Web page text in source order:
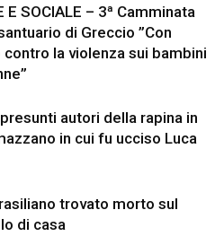
E SOCIALE – 3ª Camminata
di Greccio ”Con
contro la violenza sui bambini
autori della rapina in
in cui fu ucciso Luca
trovato morto sul
di casa